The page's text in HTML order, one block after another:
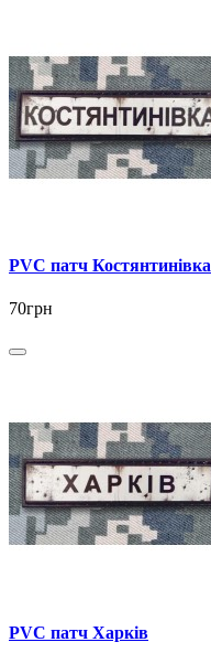
PVC патч Костянтинівка
70грн
PVC патч Харків